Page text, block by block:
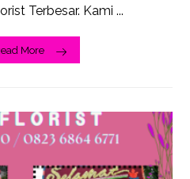
Terbesar. Kami ...
More